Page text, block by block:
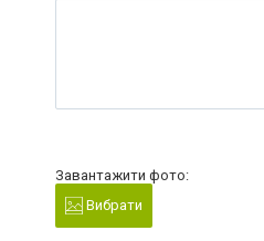
Завантажити фото:
Вибрати